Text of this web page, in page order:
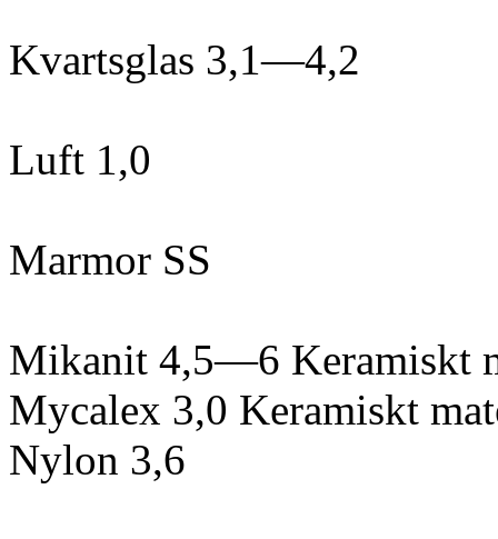
Kvartsglas 3,1—4,2
Luft 1,0
Marmor SS
Mikanit 4,5—6 Keramiskt
Mycalex 3,0 Keramiskt
Nylon 3,6